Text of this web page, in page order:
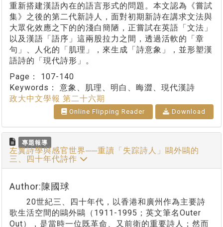
重新搭建漢語內在的語言形式的問題。本文認為《嘗試
集》之後的第二代新詩人，面對初期新詩在講求文法與
大眾化效應之下的的淺白簡陋，正嘗試在英語「文法」
以及漢語「語序」這兩股拉力之間，透過活軟的「章
句」、人化的「肌理」，來生成「詩意象」，並形塑漢
語詩的「現代詩形」。
Page： 107-140
Keywords： 意象、肌理、明白、晦澀、現代漢詩
政大中文學報 第二十六期
Online Flipping Reader Download
專題報導
左翼詩學與感官世界──重讀「失踪詩人」鷗外鷗的
三、四十年代詩作
Author:陳國球
20世紀三、四十年代，以香港和廣州作為主要詩
歌生活空間的鷗外鷗（1911-1995；英文筆名Outer
Out），是當時一位既革命、又前衛的重要詩人；然而